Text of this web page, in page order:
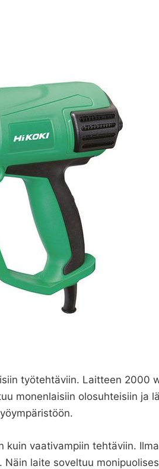
työtehtäviin. Laitteen 2000
monenlaisiin olosuhteisiin ja
vaativampiin tehtäviin.
laite soveltuu